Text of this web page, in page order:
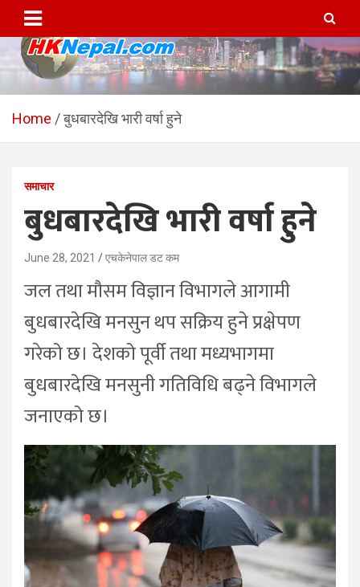
content
HKNepal.com – हङकङबाट
सञ्चालित पहिलो नेपाली अनलाईन
hknepal, hknepal.com, hk nepal, hk nepal com
Home बुधबारदेखि भारी वर्षा हुने
समाचार
बुधबारदेखि भारी वर्षा हुने
June 28, 2021 एचकेनेपाल डट कम
जल तथा मौसम विज्ञान विभागले आगामी
बुधबारदेखि मनसुन थप सक्रिय हुने प्रक्षेपण
गरेको छ। देशको पूर्वी तथा मध्यभागमा
बुधबारदेखि मनसुनी गतिविधि बढ्ने विभागले
जनाएको छ।